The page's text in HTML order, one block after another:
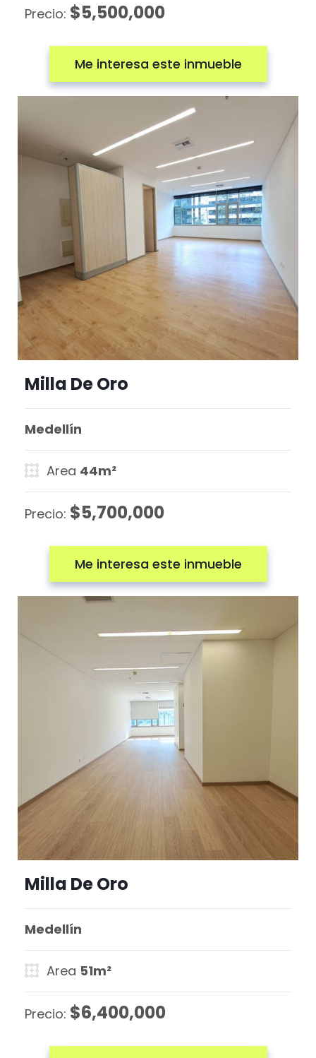
Precio: $5,500,000
Me interesa este inmueble
Milla De Oro
Medellín
Area 44m²
Precio: $5,700,000
Me interesa este inmueble
Milla De Oro
Medellín
Area 51m²
Precio: $6,400,000